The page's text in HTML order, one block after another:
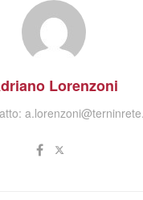
Lorenzoni